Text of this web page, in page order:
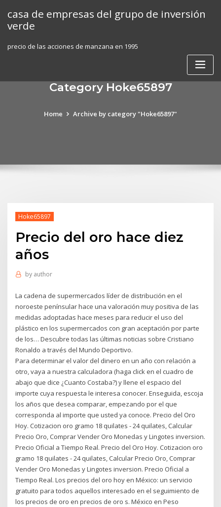
content
casa de empresas del grupo de inversión
verde
precio de las acciones de manzana en 1995
Category Hoke65897
Home Archive by category "Hoke65897"
Hoke65897
Precio del oro hace diez
años
by author
La cadena de supermercados líder de distribución en el
noroeste penínsular hace una valoración muy positiva de las
medidas adoptadas hace meses para reducir el uso del
plástico en los supermercados con gran aceptación por parte
de los… Descubre todas las últimas noticias sobre Cristiano
Ronaldo a través del Mundo Deportivo.
Para determinar el valor del dinero en un año con relación a
otro, vaya a nuestra calculadora (haga click en el cuadro de
abajo que dice ¿Cuanto Costaba?) y llene el espacio del
importe cuya respuesta le interesa conocer. Enseguida, escoja
los años que desea comparar, empezando por el que
corresponda al importe que usted ya conoce. Precio del Oro
Hoy. Cotizacion oro gramo 18 quilates - 24 quilates, Calcular
Precio Oro, Comprar Vender Oro Monedas y Lingotes inversion.
Precio Oficial a Tiempo Real. Precio del Oro Hoy. Cotizacion oro
gramo 18 quilates - 24 quilates, Calcular Precio Oro, Comprar
Vender Oro Monedas y Lingotes inversion. Precio Oficial a
Tiempo Real. Los precios del oro hoy en México: un servicio
gratuito para todos aquellos interesado en el seguimiento de
los precios de oro en precios de oro s. México en Peso